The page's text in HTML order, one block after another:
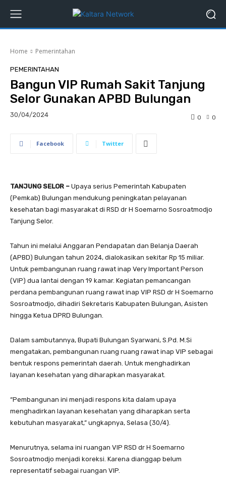
Home Pemerintahan
PEMERINTAHAN
Bangun VIP Rumah Sakit Tanjung
Selor Gunakan APBD Bulungan
30/04/2024 0
0
Facebook Twitter
TANJUNG SELOR – Upaya serius Pemerintah Kabupaten
(Pemkab) Bulungan mendukung peningkatan pelayanan
kesehatan bagi masyarakat di RSD dr H Soemarno Sosroatmodjo
Tanjung Selor.
Tahun ini melalui Anggaran Pendapatan dan Belanja Daerah
(APBD) Bulungan tahun 2024, dialokasikan sekitar Rp 15 miliar.
Untuk pembangunan ruang rawat inap Very Important Person
(VIP) dua lantai dengan 19 kamar. Kegiatan pemancangan
perdana pembangunan ruang rawat inap VIP RSD dr H Soemarno
Sosroatmodjo, dihadiri Sekretaris Kabupaten Bulungan, Asisten
hingga Ketua DPRD Bulungan.
Dalam sambutannya, Bupati Bulungan Syarwani, S.Pd. M.Si
mengatakan, pembangunan ruang ruang rawat inap VIP sebagai
bentuk respons pemerintah daerah. Untuk menghadirkan
layanan kesehatan yang diharapkan masyarakat.
“Pembangunan ini menjadi respons kita dalam upaya
menghadirkan layanan kesehatan yang diharapkan serta
kebutuhan masyarakat,” ungkapnya, Selasa (30/4).
Menurutnya, selama ini ruangan VIP RSD dr H Soemarno
Sosroatmodjo menjadi koreksi. Karena dianggap belum
representatif sebagai ruangan VIP.